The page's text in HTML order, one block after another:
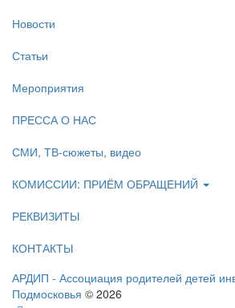
Новости
Статьи
Мероприятия
ПРЕССА О НАС
СМИ, ТВ-сюжеты, видео
КОМИССИИ: ПРИЁМ ОБРАЩЕНИЙ
РЕКВИЗИТЫ
КОНТАКТЫ
АРДИП - Ассоциация родителей детей
Подмосковья © 2026